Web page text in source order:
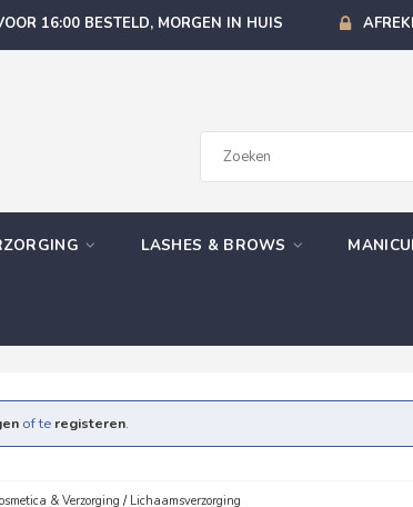
16:00 BESTELD, MORGEN IN HUIS
LASHES & BROWS
of te registeren.
& Verzorging / Lichaamsverzorging